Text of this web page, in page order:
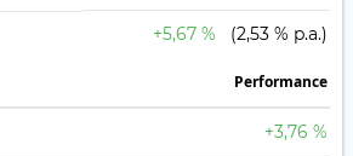
+5,67 % (2,53 % p.a.)
Perfor­mance
+3,76 %